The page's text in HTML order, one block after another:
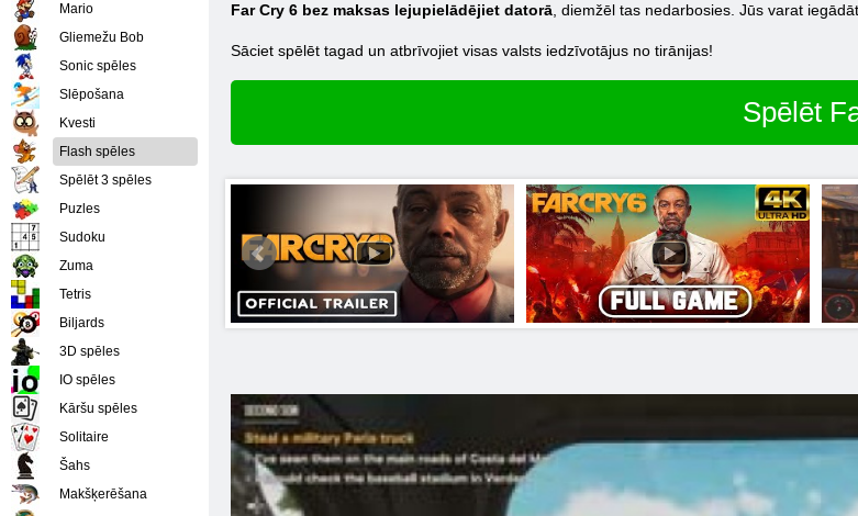
Far Cry 6 bez maksas lejupielādējiet datorā , diemžēl tas nedarbosies. Jūs varat
Sāciet spēlēt tagad un atbrīvojiet visas valsts iedzīvotājus no tirānijas!
Spēlēt
Mario
Gliemežu Bob
Sonic spēles
Slēpošana
Kvesti
Flash spēles
Spēlēt 3 spēles
Puzles
Sudoku
Zuma
Tetris
Biljards
3D spēles
IO spēles
Kāršu spēles
Solitaire
Šahs
Makšķerēšana